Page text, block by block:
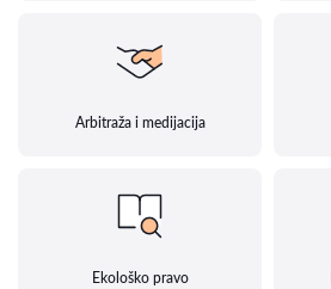
Arbitraža i medijacija
Ekološko pravo